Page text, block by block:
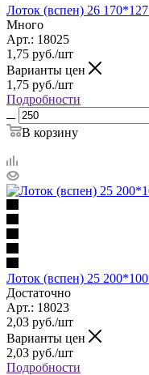
Лоток (вспен) 26
Много
Арт.: 18025
1,75 руб./шт
Варианты цен
1,75 руб./шт
Подробности
В корзину
Лоток (вспен) 25
Достаточно
Арт.: 18023
2,03 руб./шт
Варианты цен
2,03 руб./шт
Подробности